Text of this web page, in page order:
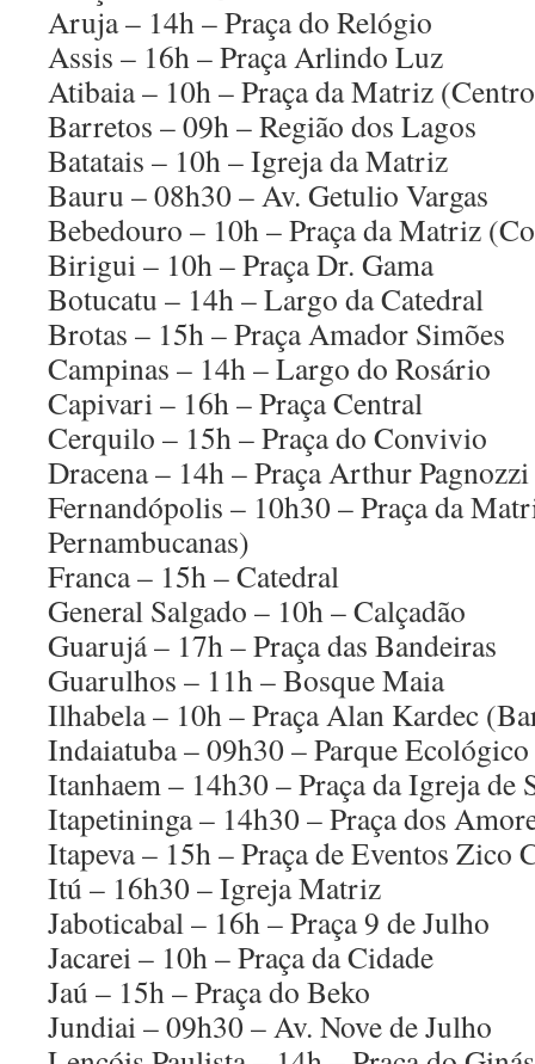
Aruja – 14h – Praça do Relógio
Assis – 16h – Praça Arlindo Luz
Atibaia – 10h – Praça da Matriz
Barretos – 09h – Região dos Lagos
Batatais – 10h – Igreja da Matriz
Bauru – 08h30 – Av. Getulio Vargas
Bebedouro – 10h – Praça da Matriz
Birigui – 10h – Praça Dr. Gama
Botucatu – 14h – Largo da Catedral
Brotas – 15h – Praça Amador Simões
Campinas – 14h – Largo do Rosário
Capivari – 16h – Praça Central
Cerquilo – 15h – Praça do Convivio
Dracena – 14h – Praça Arthur Pagnozzi
Fernandópolis – 10h30 – Praça da
Pernambucanas)
Franca – 15h – Catedral
General Salgado – 10h – Calçadão
Guarujá – 17h – Praça das Bandeiras
Guarulhos – 11h – Bosque Maia
Ilhabela – 10h – Praça Alan Kardec
Indaiatuba – 09h30 – Parque Ecológico
Itanhaem – 14h30 – Praça da Igreja de
Itapetininga – 14h30 – Praça dos
Itapeva – 15h – Praça de Eventos Zico
Itú – 16h30 – Igreja Matriz
Jaboticabal – 16h – Praça 9 de Julho
Jacarei – 10h – Praça da Cidade
Jaú – 15h – Praça do Beko
Jundiai – 09h30 – Av. Nove de Julho